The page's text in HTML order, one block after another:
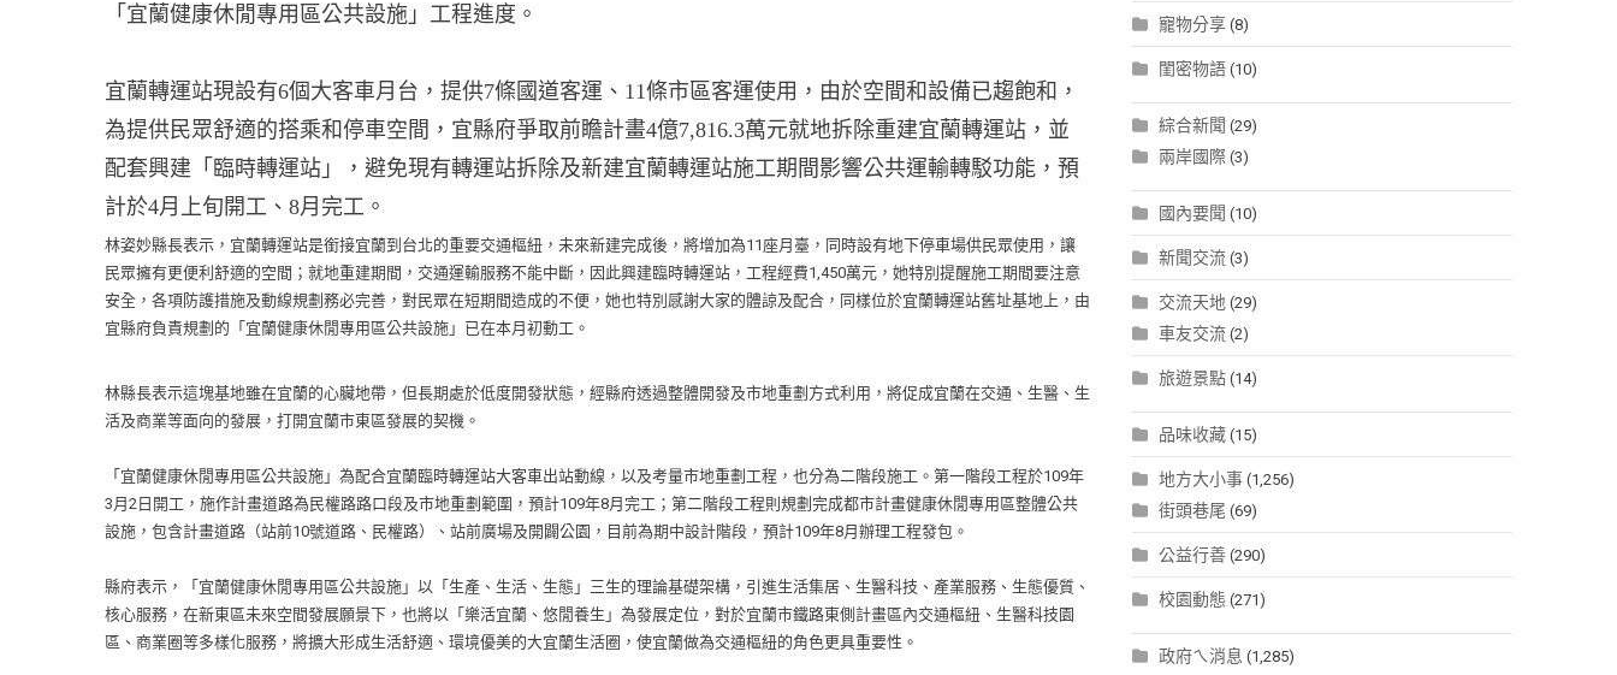
「宜蘭健康休閒專用區公共設施」工程進度。
宜蘭轉運站現設有6個大客車月台，提供7條國道客運、11條市區客運使用，由於空間和設備已趨飽和，
為提供民眾舒適的搭乘和停車空間，宜縣府爭取前瞻計畫4億7,816.3萬元就地拆除重建宜蘭轉運站，並
配套興建「臨時轉運站」，避免現有轉運站拆除及新建宜蘭轉運站施工期間影響公共運輸轉駁功能，預
計於4月上旬開工、8月完工。
林姿妙縣長表示，宜蘭轉運站是銜接宜蘭到台北的重要交通樞紐，未來新建完成後，將增加為11座月臺，同時設有地下停車場供民眾使用，讓
民眾擁有更便利舒適的空間；就地重建期間，交通運輸服務不能中斷，因此興建臨時轉運站，工程經費1,450萬元，她特別提醒施工期間要注意
安全，各項防護措施及動線規劃務必完善，對民眾在短期間造成的不便，她也特別感謝大家的體諒及配合，同樣位於宜蘭轉運站舊址基地上，由
宜縣府負責規劃的「宜蘭健康休閒專用區公共設施」已在本月初動工。
林縣長表示這塊基地雖在宜蘭的心臟地帶，但長期處於低度開發狀態，經縣府透過整體開發及市地重劃方式利用，將促成宜蘭在交通、生醫、生
活及商業等面向的發展，打開宜蘭市東區發展的契機。
「宜蘭健康休閒專用區公共設施」為配合宜蘭臨時轉運站大客車出站動線，以及考量市地重劃工程，也分為二階段施工。第一階段工程於109年
3月2日開工，施作計畫道路為民權路路口段及市地重劃範圍，預計109年8月完工；第二階段工程則規劃完成都市計畫健康休閒專用區整體公共
設施，包含計畫道路（站前10號道路、民權路）、站前廣場及開闢公園，目前為期中設計階段，預計109年8月辦理工程發包。
縣府表示，「宜蘭健康休閒專用區公共設施」以「生產、生活、生態」三生的理論基礎架構，引進生活集居、生醫科技、產業服務、生態優質、
核心服務，在新東區未來空間發展願景下，也將以「樂活宜蘭、悠閒養生」為發展定位，對於宜蘭市鐵路東側計畫區內交通樞紐、生醫科技園
區、商業圈等多樣化服務，將擴大形成生活舒適、環境優美的大宜蘭生活圈，使宜蘭做為交通樞紐的角色更具重要性。
寵物分享 (8)
閨密物語 (10)
綜合新聞 (29)
兩岸國際 (3)
國內要聞 (10)
新聞交流 (3)
交流天地 (29)
車友交流 (2)
旅遊景點 (14)
品味收藏 (15)
地方大小事 (1,256)
街頭巷尾 (69)
公益行善 (290)
校園動態 (271)
政府ㄟ消息 (1,285)